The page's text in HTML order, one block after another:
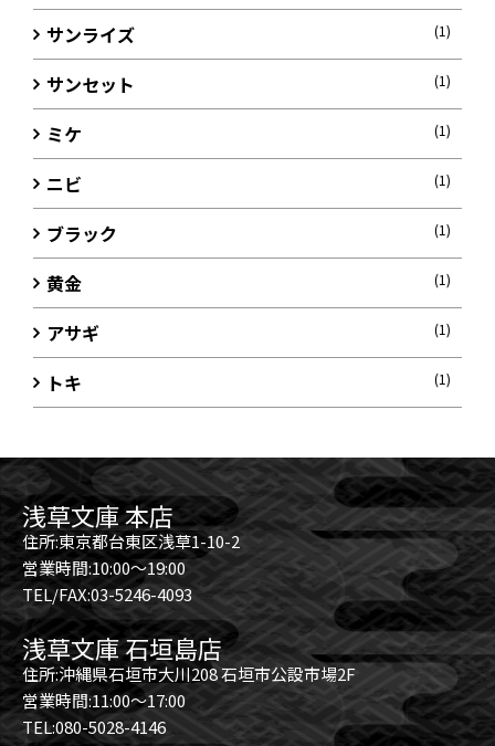
サンライズ (1)
サンセット (1)
ミケ (1)
ニビ (1)
ブラック (1)
黄金 (1)
アサギ (1)
トキ (1)
浅草文庫 本店
住所:東京都台東区浅草1-10-2
営業時間:10:00～19:00
TEL/FAX:03-5246-4093
浅草文庫 石垣島店
住所:沖縄県石垣市大川208 石垣市公設市場2F
営業時間:11:00～17:00
TEL:080-5028-4146